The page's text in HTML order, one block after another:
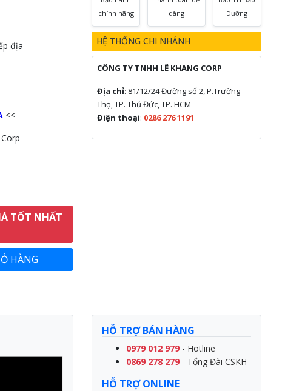
địa
<<
TỐT NHẤT
chính hãng
dàng
Dưỡng
HỆ THỐNG CHI NHÁNH
CÔNG TY TNHH LÊ KHANG CORP
Địa chỉ: 81/12/24 Đường số 2, P.Trường
Thọ, TP. Thủ Đức, TP. HCM
Điện thoại: 0286 276 1191
HỖ TRỢ BÁN HÀNG
0979 012 979 - Hotline
0869 278 279 - Tổng Đài CSKH
HỖ TRỢ ONLINE